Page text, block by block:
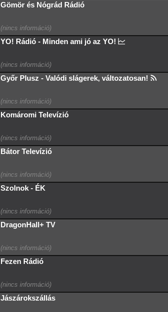
Gömör és Nógrád Rádió
YO! Rádió - Minden ami jó az YO!
Győr Plusz - Valódi slágerek, változatosan!
Komáromi Televízió
Bátor Televízió
Szolnok - ÉK
DragonHall+ TV
Fezen Rádió
Jászárokszállás